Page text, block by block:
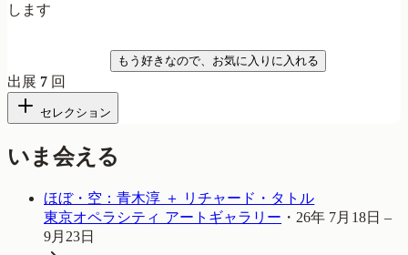
します
もう好きなので、お気に入りに入れる
出展 7 回
セレクション
いま会える
ほぼ・空：青木淳 ＋ リチャード・タトル
東京オペラシティ アートギャラリー ・ 26年 7月18日 –
9月23日